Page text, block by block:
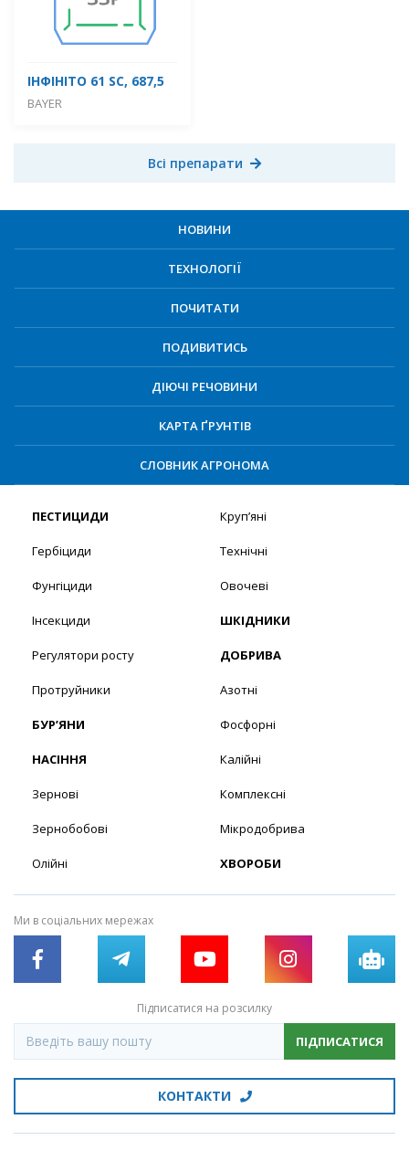
ІНФІНІТО 61 SC, 687,5
BAYER
Всі препарати
НОВИНИ
ТЕХНОЛОГІЇ
ПОЧИТАТИ
ПОДИВИТИСЬ
ДІЮЧІ РЕЧОВИНИ
КАРТА ҐРУНТІВ
СЛОВНИК АГРОНОМА
ПЕСТИЦИДИ
Гербіциди
Фунгіциди
Інсекциди
Регулятори росту
Протруйники
БУР’ЯНИ
НАСІННЯ
Зернові
Зернобобові
Олійні
Круп’яні
Технічні
Овочеві
ШКІДНИКИ
ДОБРИВА
Азотні
Фосфорні
Калійні
Комплексні
Мікродобрива
ХВОРОБИ
Ми в соціальних мережах
Підписатися на розсилку
ПІДПИСАТИСЯ
КОНТАКТИ